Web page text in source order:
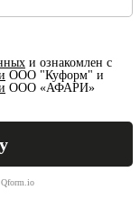
и ознакомлен с
ООО "Куформ" и
ООО «АФАРИ»
Qform.io